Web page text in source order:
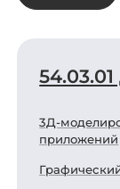
3Д-
приложений